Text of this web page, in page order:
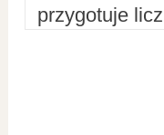
przygotuje